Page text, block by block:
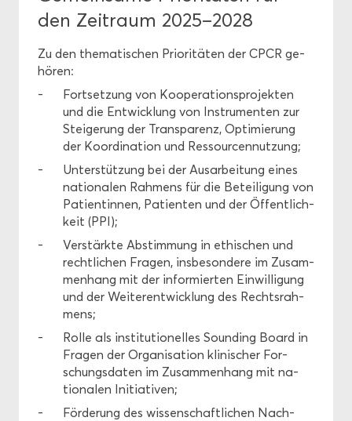
den Zeit­raum 2025–2028
Zu den the­ma­ti­schen Prio­ri­tä­ten der CPCR ge­
hö­ren:
Fort­set­zung von Ko­ope­ra­ti­ons­pro­jek­ten
und die Ent­wick­lung von In­stru­men­ten zur
Stei­ge­rung der Trans­pa­renz, Op­ti­mie­rung
der Ko­or­di­na­ti­on und Res­sour­cen­nut­zung;
Un­ter­stüt­zung bei der Aus­ar­bei­tung eines
na­tio­na­len Rah­mens für die Be­tei­li­gung von
Pa­ti­en­tin­nen, Pa­ti­en­ten und der Öf­fent­lich­
keit (PPI);
Ver­stärk­te Ab­stim­mung in ethi­schen und
recht­li­chen Fra­gen, ins­be­son­de­re im Zu­sam­
men­hang mit der in­for­mier­ten Ein­wil­li­gung
und der Wei­ter­ent­wick­lung des Rechts­rah­
mens;
Rolle als in­sti­tu­tio­nel­les Sounding Board in
Fra­gen der Or­ga­ni­sa­ti­on kli­ni­scher For­
schungs­da­ten im Zu­sam­men­hang mit na­
tio­na­len In­itia­ti­ven;
För­de­rung des wis­sen­schaft­li­chen Nach­